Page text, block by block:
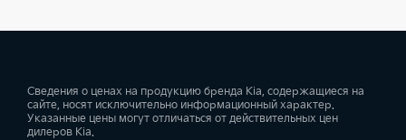
Сведения о ценах на продукцию бренда Kia, содержащиеся на
сайте, носят исключительно информационный характер.
Указанные цены могут отличаться от действительных цен
дилеров Kia.